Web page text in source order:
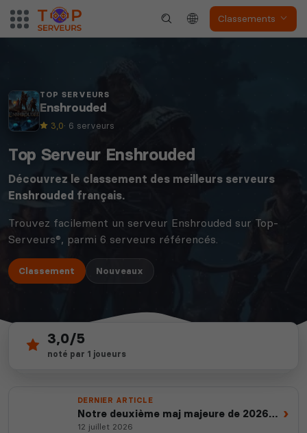
Classements
TOP SERVEURS
Enshrouded
3,0· 6 serveurs
Top Serveur Enshrouded
Découvrez le classement des meilleurs serveurs
Enshrouded français.
Trouvez facilement un serveur Enshrouded sur Top-
Serveurs®, parmi 6 serveurs référencés.
Classement Nouveaux
6
serveurs actifs
depuis 2012
3,0/5
noté par 1 joueurs
DERNIER ARTICLE
Notre deuxième maj majeure de 2026
est en ligne
12 juillet 2026
›